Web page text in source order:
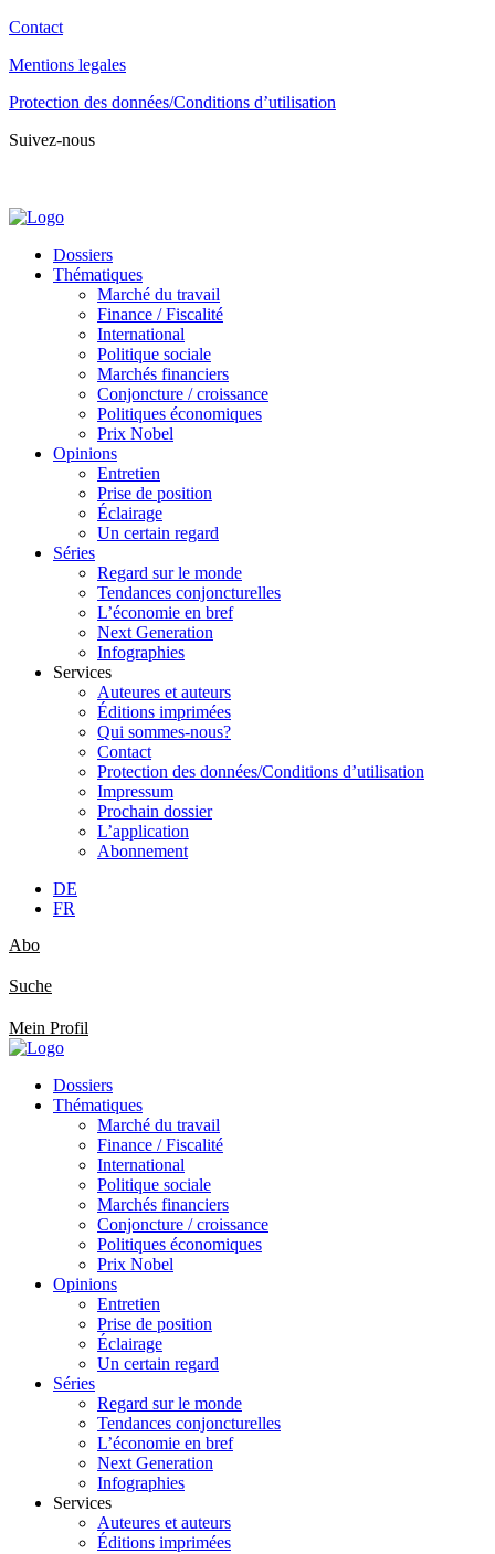
Contact
Mentions legales
Protection des données/Conditions d’utilisation
Suivez-nous
Dossiers
Thématiques
Marché du travail
Finance / Fiscalité
International
Politique sociale
Marchés financiers
Conjoncture / croissance
Politiques économiques
Prix Nobel
Opinions
Entretien
Prise de position
Éclairage
Un certain regard
Séries
Regard sur le monde
Tendances conjoncturelles
L’économie en bref
Next Generation
Infographies
Services
Auteures et auteurs
Éditions imprimées
Qui sommes-nous?
Contact
Protection des données/Conditions d’utilisation
Impressum
Prochain dossier
L’application
Abonnement
DE
FR
Abo
Suche
Mein Profil
Dossiers
Thématiques
Marché du travail
Finance / Fiscalité
International
Politique sociale
Marchés financiers
Conjoncture / croissance
Politiques économiques
Prix Nobel
Opinions
Entretien
Prise de position
Éclairage
Un certain regard
Séries
Regard sur le monde
Tendances conjoncturelles
L’économie en bref
Next Generation
Infographies
Services
Auteures et auteurs
Éditions imprimées